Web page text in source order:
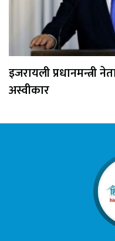
इजरायली प्रधानमन्त्री
अस्वीकार